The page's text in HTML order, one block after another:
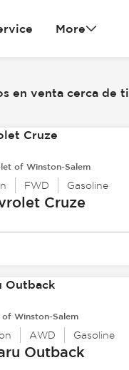
More
en venta cerca de ti
of Winston-Salem
FWD Gasoline
Cruze
of Winston-Salem
AWD Gasoline
Outback